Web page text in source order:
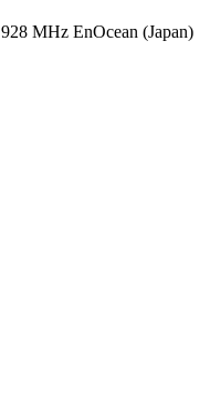
928 MHz EnOcean (Japan)